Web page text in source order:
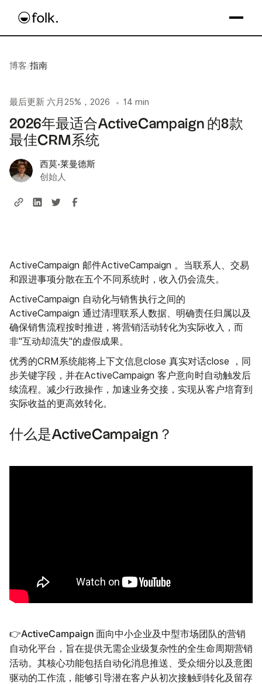
博客/指南
最后更新 六月25%，2026 • 14 min
2026年最适合ActiveCampaign 的8款
最佳CRM系统
西莫·莱曼德斯
创始人
ActiveCampaign 邮件ActiveCampaign 。当联系人、交易
和跟进事项分散在五个不同系统时，收入仍会流失。
ActiveCampaign 自动化与销售执行之间的
ActiveCampaign 通过清理联系人数据、明确责任归属以及
确保销售流程按时推进，将营销活动转化为实际收入，而
非"互动却流失"的虚假成果。
优秀的CRM系统能将上下文信息close 真实对话close ，同
步关键字段，并在ActiveCampaign 客户意向时自动触发后
续流程。减少行政操作，加速业务交接，实现从客户培育到
实际收益的更高效转化。
什么是ActiveCampaign？
👉ActiveCampaign 面向中小企业及中型市场团队的营销
自动化平台，旨在提供无需企业级复杂性的全生命周期营销
活动。其核心功能包括自动化消息推送、受众细分以及意图
驱动的工作流，能够引导潜在客户从初次接触到转化及留存